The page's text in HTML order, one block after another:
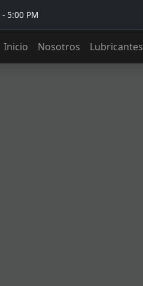
5:00 PM
Inicio Nosotros Lubricantes